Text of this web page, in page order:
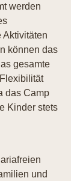
werden
Aktivitäten
können das
gesamte
das Camp
Kinder stets
und